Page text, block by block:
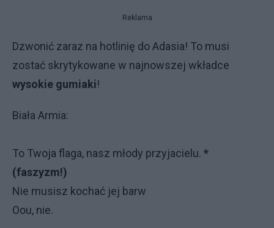
Reklama
Dzwonić zaraz na hotlinię do Adasia! To musi
zostać skrytykowane w najnowszej wkładce
wysokie gumiaki!
Biała Armia:
To Twoja flaga, nasz młody przyjacielu. *
(faszyzm!)
Nie musisz kochać jej barw
Oou, nie.